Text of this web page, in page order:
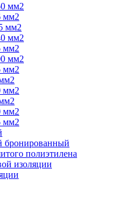
мм2
мм2
мм2
мм2
мм2
мм2
мм2
мм2
мм2
мм2
бронированный
полиэтилена
изоляции